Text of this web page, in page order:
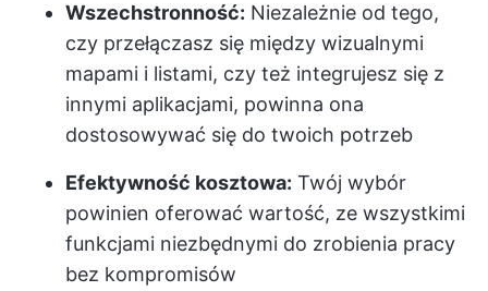
Wszechstronność: Niezależnie od tego,
czy przełączasz się między wizualnymi
mapami i listami, czy też integrujesz się z
innymi aplikacjami, powinna ona
dostosowywać się do twoich potrzeb
Efektywność kosztowa: Twój wybór
powinien oferować wartość, ze wszystkimi
funkcjami niezbędnymi do zrobienia pracy
bez kompromisów